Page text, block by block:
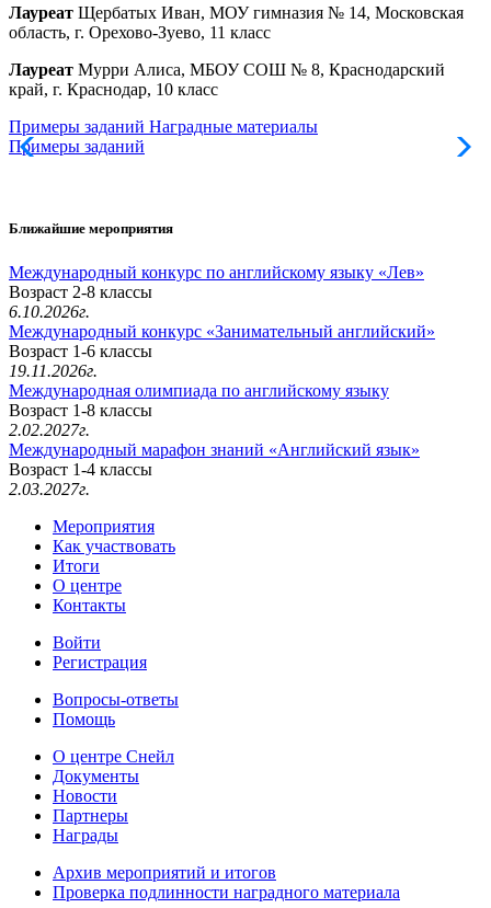
Лауреат Щербатых Иван, МОУ гимназия № 14, Московская
область, г. Орехово-Зуево, 11 класс
Лауреат Мурри Алиса, МБОУ СОШ № 8, Краснодарский
край, г. Краснодар, 10 класс
Примеры заданий Наградные материалы
Примеры заданий
Ближайшие мероприятия
Международный конкурс по английскому языку «Лев»
Возраст 2-8 классы
6.10.2026г.
Международный конкурс «Занимательный английский»
Возраст 1-6 классы
19.11.2026г.
Международная олимпиада по английскому языку
Возраст 1-8 классы
2.02.2027г.
Международный марафон знаний «Английский язык»
Возраст 1-4 классы
2.03.2027г.
Мероприятия
Как участвовать
Итоги
О центре
Контакты
Войти
Регистрация
Вопросы-ответы
Помощь
О центре Снейл
Документы
Новости
Партнеры
Награды
Архив мероприятий и итогов
Проверка подлинности наградного материала